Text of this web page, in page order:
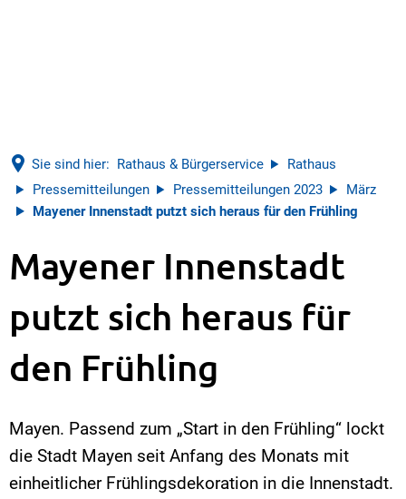
Sie sind hier: Rathaus & Bürgerservice
Rathaus
Pressemitteilungen
Pressemitteilungen 2023
März
Mayener Innenstadt putzt sich heraus für den Frühling
Mayener Innenstadt
putzt sich heraus für
den Frühling
Mayen. Passend zum „Start in den Frühling“ lockt
die Stadt Mayen seit Anfang des Monats mit
einheitlicher Frühlingsdekoration in die Innenstadt.